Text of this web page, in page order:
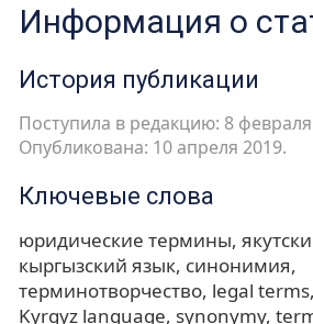
Информация о
История публикации
Поступила в редакцию: 8
Опубликована: 10 апреля 2019.
Ключевые слова
юридические термины
кыргызский язык синонимия
терминотворчество legal terms
Kyrgyz language synonymy